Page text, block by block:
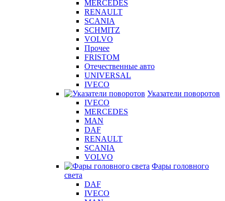
MERCEDES
RENAULT
SCANIA
SCHMITZ
VOLVO
Прочее
FRISTOM
Отечественные авто
UNIVERSAL
IVECO
Указатели поворотов
IVECO
MERCEDES
MAN
DAF
RENAULT
SCANIA
VOLVO
Фары головного
света
DAF
IVECO